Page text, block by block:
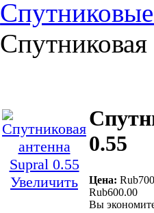
Увеличить
0.55
Цена:
Rub600.00
Вы